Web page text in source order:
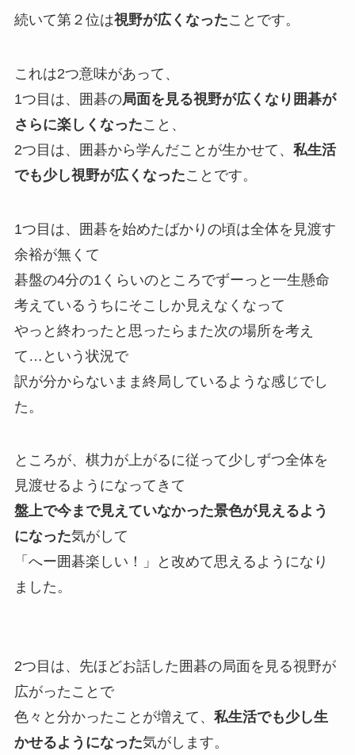
続いて第２位は視野が広くなったことです。
これは2つ意味があって、
1つ目は、囲碁の局面を見る視野が広くなり囲碁が
さらに楽しくなったこと、
2つ目は、囲碁から学んだことが生かせて、 私生活
でも少し視野が広くなったことです。
1つ目は、囲碁を始めたばかりの頃は全体を見渡す
余裕が無くて
碁盤の4分の1くらいのところでずーっと一生懸命
考えているうちにそこしか見えなくなって
やっと終わったと思ったらまた次の場所を考え
て…という状況で
訳が分からないまま終局しているような感じでし
た。
ところが、棋力が上がるに従って少しずつ全体を
見渡せるようになってきて
盤上で今まで見えていなかった景色が見えるよう
になった気がして
「へー囲碁楽しい！」と改めて思えるようになり
ました。
2つ目は、先ほどお話した囲碁の局面を見る視野が
広がったことで
色々と分かったことが増えて、 私生活でも少し生
かせるようになった気がします。